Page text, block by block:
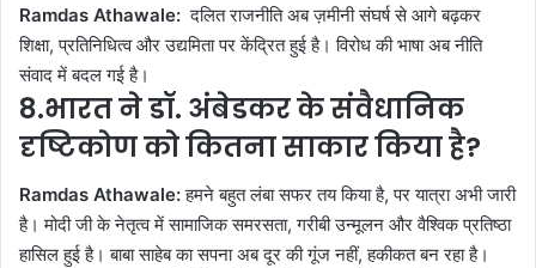
Ramdas Athawale: दलित राजनीति अब ज़मीनी संघर्ष से आगे बढ़कर
शिक्षा, प्रतिनिधित्व और उद्यमिता पर केंद्रित हुई है। विरोध की भाषा अब नीति
संवाद में बदल गई है।
8.भारत ने डॉ. अंबेडकर के संवैधानिक
दृष्टिकोण को कितना साकार किया है?
Ramdas Athawale:हमने बहुत लंबा सफर तय किया है, पर यात्रा अभी जारी
है। मोदी जी के नेतृत्व में सामाजिक समरसता, गरीबी उन्मूलन और वैश्विक प्रतिष्ठा
हासिल हुई है। बाबा साहेब का सपना अब दूर की गूंज नहीं, हकीकत बन रहा है।